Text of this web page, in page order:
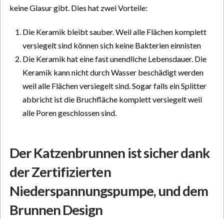
keine Glasur gibt. Dies hat zwei Vorteile:
Die Keramik bleibt sauber. Weil alle Flächen komplett
versiegelt sind können sich keine Bakterien einnisten
Die Keramik hat eine fast unendliche Lebensdauer. Die
Keramik kann nicht durch Wasser beschädigt werden
weil alle Flächen versiegelt sind. Sogar falls ein Splitter
abbricht ist die Bruchfläche komplett versiegelt weil
alle Poren geschlossen sind.
Der Katzenbrunnen ist sicher dank
der Zertifizierten
Niederspannungspumpe, und dem
Brunnen Design